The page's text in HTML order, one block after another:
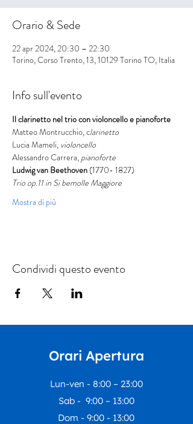
Orario & Sede
22 apr 2024, 20:30 – 22:30
Torino, Corso Trento, 13, 10129 Torino TO, Italia
Info sull'evento
Il clarinetto nel trio con violoncello e pianoforte
Matteo Montrucchio,clarinetto
Lucia Mameli, violoncello
Alessandro Carrera, pianoforte
Ludwig van Beethoven (1770- 1827)
Trio op.11 in Si bemolle Maggiore
Mostra di più
Condividi questo evento
Orari Apertura
Lun-ven - 8:00 – 23:00
Sab - 9:00 – 13:00
Dom - 9:00 - 13:00